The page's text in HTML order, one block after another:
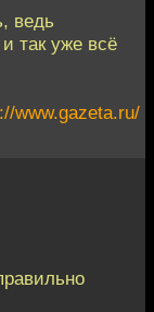
ведь
так уже всё
www.gazeta.ru/